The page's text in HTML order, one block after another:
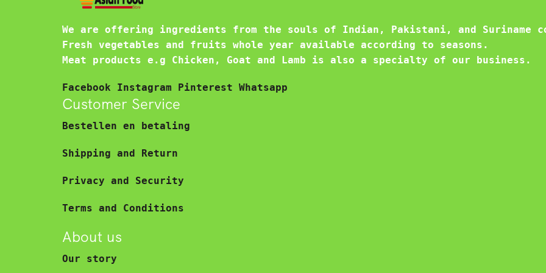
We are offering ingredients from the souls of Indian, Pakistani, and Suriname
Fresh vegetables and fruits whole year available according to seasons.
Meat products e.g Chicken, Goat and Lamb is also a specialty of our business.
Facebook Instagram Pinterest Whatsapp
Customer Service
Bestellen en betaling
Shipping and Return
Privacy and Security
Terms and Conditions
About us
Our story